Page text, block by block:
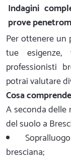
Indagini
prove
Per ottenere un
tue
professionisti
potrai valutare
Cosa
A seconda
del suolo a
bresciana;